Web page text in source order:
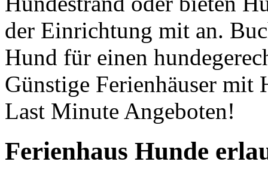
der Einrichtung mit an.
Hund für einen
Günstige Ferienhäuser mit
Last Minute Angeboten!
Ferienhaus Hunde